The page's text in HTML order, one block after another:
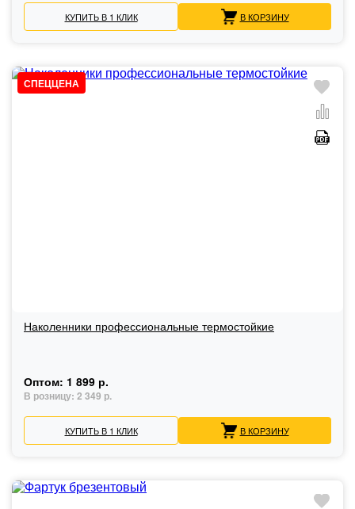
КУПИТЬ В 1 КЛИК В КОРЗИНУ
СПЕЦЦЕНА
Наколенники профессиональные термостойкие
Оптом: 1 899 р.
В розницу: 2 349 р.
КУПИТЬ В 1 КЛИК В КОРЗИНУ